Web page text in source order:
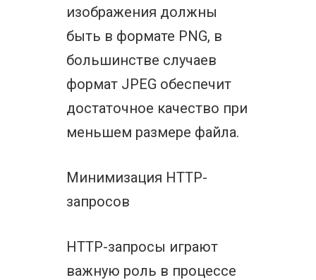
изображения должны
быть в формате PNG, в
большинстве случаев
формат JPEG обеспечит
достаточное качество при
меньшем размере файла.
Минимизация HTTP-
запросов
HTTP-запросы играют
важную роль в процессе